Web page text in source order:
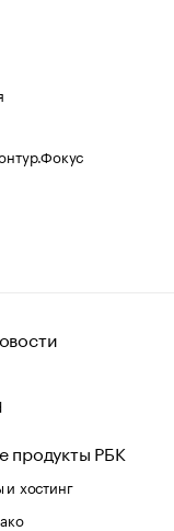
продукты РБК
хостинг